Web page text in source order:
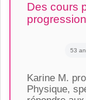
Des cours
53
Karine M.
Physique,